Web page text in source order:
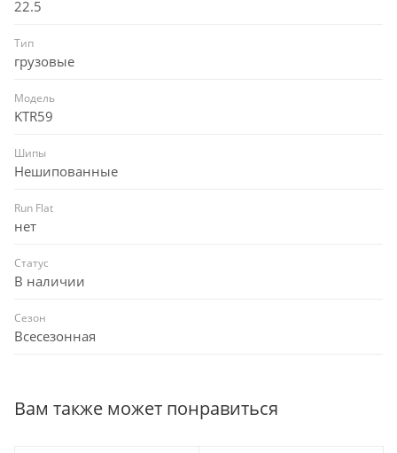
22.5
Тип
грузовые
Модель
KTR59
Шипы
Нешипованные
Run Flat
нет
Статус
В наличии
Сезон
Всесезонная
Вам также может понравиться